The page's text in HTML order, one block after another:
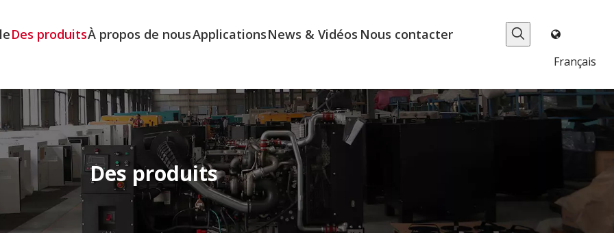
Des produitsÀ propos de nousApplicationsNews & Vidéos Nous contacter
Français
Des produits